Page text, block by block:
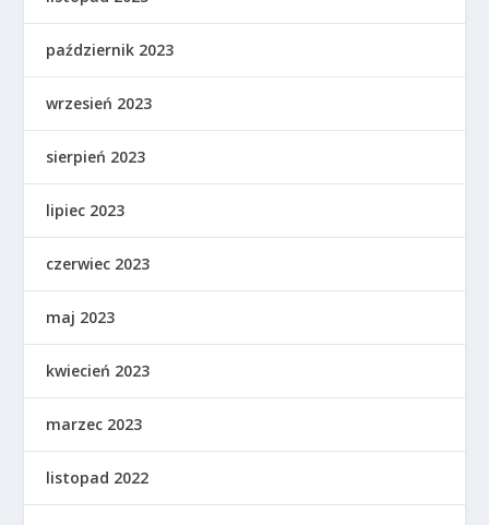
październik 2023
wrzesień 2023
sierpień 2023
lipiec 2023
czerwiec 2023
maj 2023
kwiecień 2023
marzec 2023
listopad 2022